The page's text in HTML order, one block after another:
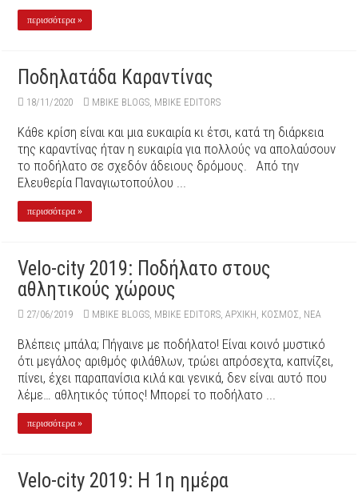
περισσότερα »
Ποδηλατάδα Καραντίνας
18/11/2020 MBIKE BLOGS, MBIKE EDITORS
Κάθε κρίση είναι και μια ευκαιρία κι έτσι, κατά τη διάρκεια
της καραντίνας ήταν η ευκαιρία για πολλούς να απολαύσουν
το ποδήλατο σε σχεδόν άδειους δρόμους. Από την
Ελευθερία Παναγιωτοπούλου ...
περισσότερα »
Velo-city 2019: Ποδήλατο στους
αθλητικούς χώρους
27/06/2019 MBIKE BLOGS, MBIKE EDITORS,ΑΡΧΙΚΉ, ΚΟΣΜΟΣ, ΝΕΑ
Βλέπεις μπάλα; Πήγαινε με ποδήλατο! Είναι κοινό μυστικό
ότι μεγάλος αριθμός φιλάθλων, τρώει απρόσεχτα, καπνίζει,
πίνει, έχει παραπανίσια κιλά και γενικά, δεν είναι αυτό που
λέμε… αθλητικός τύπος! Μπορεί το ποδήλατο ...
περισσότερα »
Velo-city 2019: H 1η ημέρα